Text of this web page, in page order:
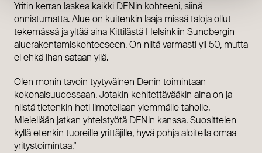
Yritin kerran laskea kaikki DENin kohteeni, siinä
onnistumatta. Alue on kuitenkin laaja missä taloja ollut
tekemässä ja yltää aina Kittilästä Helsinkiin Sundbergin
aluerakentamiskohteeseen. On niitä varmasti yli 50, mutta
ei ehkä ihan sataan yllä.
Olen monin tavoin tyytyväinen Denin toimintaan
kokonaisuudessaan. Jotakin kehitettävääkin aina on ja
niistä tietenkin heti ilmotellaan ylemmälle taholle.
Mielellään jatkan yhteistyötä DENin kanssa. Suosittelen
kyllä etenkin tuoreille yrittäjille, hyvä pohja aloitella omaa
yritystoimintaa.”